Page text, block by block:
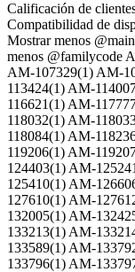
Calificación de
Compatibilidad de
Mostrar menos
menos @familycode
AM-107329(1) AM-
113424(1) AM-
116621(1) AM-
118032(1) AM-
118084(1) AM-
119206(1) AM-
124403(1) AM-
125410(1) AM-
127610(1) AM-
132005(1) AM-
133213(1) AM-
133589(1) AM-
133796(1) AM-